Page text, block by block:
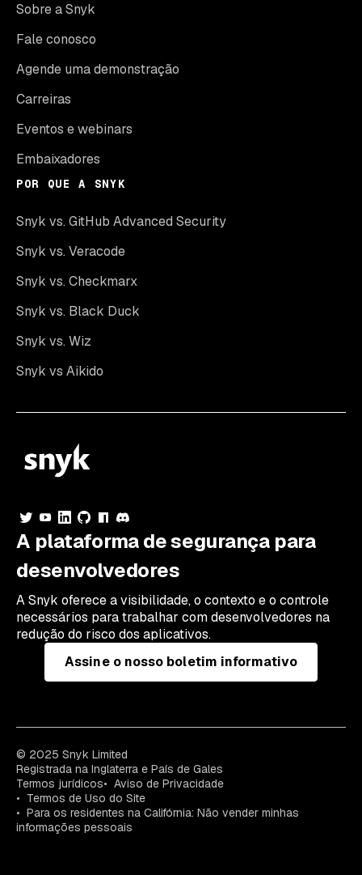
Sobre a Snyk
Fale conosco
Agende uma demonstração
Carreiras
Eventos e webinars
Embaixadores
POR QUE A SNYK
Snyk vs. GitHub Advanced Security
Snyk vs. Veracode
Snyk vs. Checkmarx
Snyk vs. Black Duck
Snyk vs. Wiz
Snyk vs Aikido
A plataforma de segurança para
desenvolvedores
A Snyk oferece a visibilidade, o contexto e o controle
necessários para trabalhar com desenvolvedores na
redução do risco dos aplicativos.
Assine o nosso boletim informativo
© 2025 Snyk Limited
Registrada na Inglaterra e País de Gales
Termos jurídicos
Aviso de Privacidade
Termos de Uso do Site
Para os residentes na Califórnia: Não vender minhas
informações pessoais